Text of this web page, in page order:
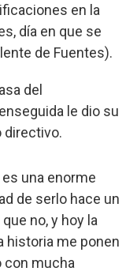
en la
día en que se
de Fuentes).
del
le dio su
directivo.
una enorme
de serlo hace un
no, y hoy la
historia me ponen
con mucha